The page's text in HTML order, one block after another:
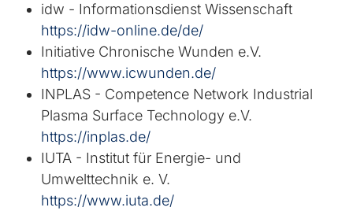
idw - Informationsdienst Wissenschaft
https://idw-online.de/de/
Initiative Chronische Wunden e.V.
https://www.icwunden.de/
INPLAS - Competence Network Industrial
Plasma Surface Technology e.V.
https://inplas.de/
IUTA - Institut für Energie- und
Umwelttechnik e. V.
https://www.iuta.de/